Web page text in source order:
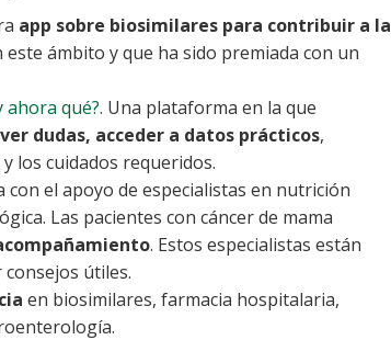
app sobre biosimilares para contribuir a la
ámbito y que ha sido premiada con un
qué?. Una plataforma en la que
dudas, acceder a datos prácticos,
los cuidados requeridos.
con el apoyo de especialistas en nutrición
Las pacientes con cáncer de mama
. Estos especialistas están
útiles.
en biosimilares, farmacia hospitalaria,